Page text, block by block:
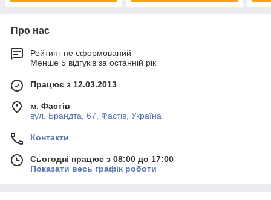
Про нас
Рейтинг не сформований
Менше 5 відгуків за останній рік
Працює з 12.03.2013
м. Фастів
вул. Брандта, 67, Фастів, Україна
Контакти
Сьогодні працює з 08:00 до 17:00
Показати весь графік роботи